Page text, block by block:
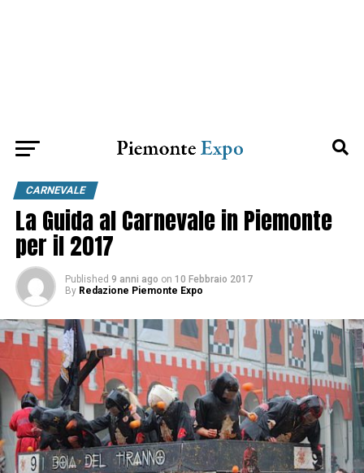
CARNEVALE
La Guida al Carnevale in Piemonte
per il 2017
Published 9 anni ago on 10 Febbraio 2017
By Redazione Piemonte Expo